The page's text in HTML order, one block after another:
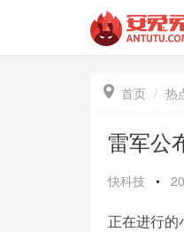
 首页 热
雷军公
快科技 •
正在进行的